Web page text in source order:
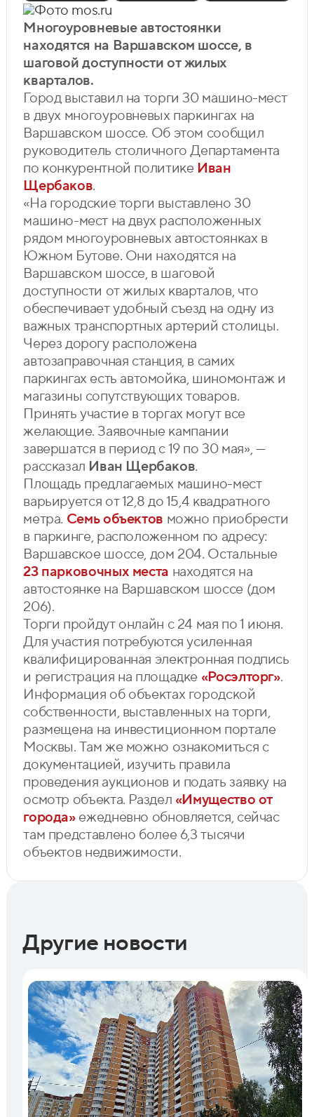
Фото mos.ru
Многоуровневые автостоянки
находятся на Варшавском шоссе, в
шаговой доступности от жилых
кварталов.
Город выставил на торги 30 машино-мест
в двух многоуровневых паркингах на
Варшавском шоссе. Об этом сообщил
руководитель столичного Департамента
по конкурентной политике Иван
Щербаков.
«На городские торги выставлено 30
машино-мест на двух расположенных
рядом многоуровневых автостоянках в
Южном Бутове. Они находятся на
Варшавском шоссе, в шаговой
доступности от жилых кварталов, что
обеспечивает удобный съезд на одну из
важных транспортных артерий столицы.
Через дорогу расположена
автозаправочная станция, в самих
паркингах есть автомойка, шиномонтаж и
магазины сопутствующих товаров.
Принять участие в торгах могут все
желающие. Заявочные кампании
завершатся в период с 19 по 30 мая», —
рассказал Иван Щербаков.
Площадь предлагаемых машино-мест
варьируется от 12,8 до 15,4 квадратного
метра. Семь объектов можно приобрести
в паркинге, расположенном по адресу:
Варшавское шоссе, дом 204. Остальные
23 парковочных места находятся на
автостоянке на Варшавском шоссе (дом
206).
Торги пройдут онлайн с 24 мая по 1 июня.
Для участия потребуются усиленная
квалифицированная электронная подпись
и регистрация на площадке «Росэлторг».
Информация об объектах городской
собственности, выставленных на торги,
размещена на инвестиционном портале
Москвы. Там же можно ознакомиться с
документацией, изучить правила
проведения аукционов и подать заявку на
осмотр объекта. Раздел «Имущество от
города»ежедневно обновляется, сейчас
там представлено более 6,3 тысячи
объектов недвижимости.
Другие новости